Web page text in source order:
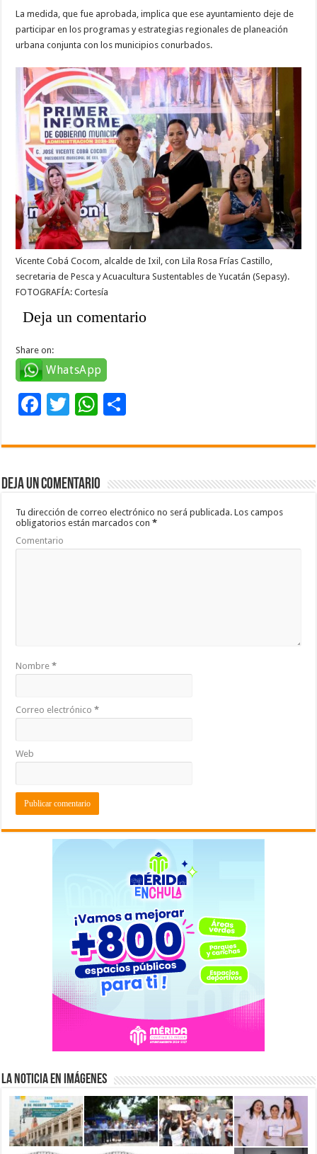
La medida, que fue aprobada, implica que ese ayuntamiento deje de
participar en los programas y estrategias regionales de planeación
urbana conjunta con los municipios conurbados.
Vicente Cobá Cocom, alcalde de Ixil, con Lila Rosa Frías Castillo,
secretaria de Pesca y Acuacultura Sustentables de Yucatán (Sepasy).
FOTOGRAFÍA: Cortesía
Deja un comentario
Share on:
WhatsApp
F
e
b
o
o
k
T
tt
er
W
at
sA
p
p
m
ar
ti
Deja un comentario
Tu dirección de correo electrónico no será publicada. Los campos
obligatorios están marcados con*
Comentario
Nombre*
Correo electrónico*
Web
La Noticia en Imágenes